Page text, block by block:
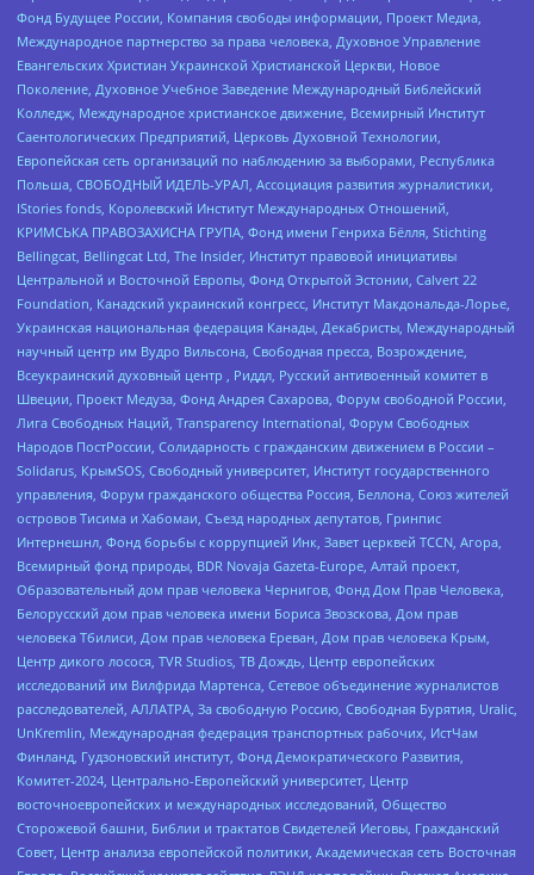
Фонд Будущее России, Компания свободы информации, Проект Медиа,
Международное партнерство за права человека, Духовное Управление
Евангельских Христиан Украинской Христианской Церкви, Новое
Поколение, Духовное Учебное Заведение Международный Библейский
Колледж, Международное христианское движение, Всемирный Институт
Саентологических Предприятий, Церковь Духовной Технологии,
Европейская сеть организаций по наблюдению за выборами, Республика
Польша, СВОБОДНЫЙ ИДЕЛЬ-УРАЛ, Ассоциация развития журналистики,
IStories fonds, Королевский Институт Международных Отношений,
КРИМСЬКА ПРАВОЗАХИСНА ГРУПА, Фонд имени Генриха Бёлля, Stichting
Bellingcat, Bellingcat Ltd, The Insider, Институт правовой инициативы
Центральной и Восточной Европы, Фонд Открытой Эстонии, Calvert 22
Foundation, Канадский украинский конгресс, Институт Макдональда-Лорье,
Украинская национальная федерация Канады, Декабристы, Международный
научный центр им Вудро Вильсона, Свободная пресса, Возрождение,
Всеукраинский духовный центр , Риддл, Русский антивоенный комитет в
Швеции, Проект Медуза, Фонд Андрея Сахарова, Форум свободной России,
Лига Свободных Наций, Transparеncy International, Форум Свободных
Народов ПостРоссии, Солидарность с гражданским движением в России –
Solidarus, КрымSOS, Свободный университет, Институт государственного
управления, Форум гражданского общества Россия, Беллона, Союз жителей
островов Тисима и Хабомаи, Съезд народных депутатов, Гринпис
Интернешнл, Фонд борьбы с коррупцией Инк, Завет церквей TCCN, Агора,
Всемирный фонд природы, BDR Novaja Gazeta-Europe, Алтай проект,
Образовательный дом прав человека Чернигов, Фонд Дом Прав Человека,
Белорусский дом прав человека имени Бориса Звозскова, Дом прав
человека Тбилиси, Дом прав человека Ереван, Дом прав человека Крым,
Центр дикого лосося, TVR Studios, ТВ Дождь, Центр европейских
исследований им Вилфрида Мартенса, Сетевое объединение журналистов
расследователей, АЛЛАТРА, За свободную Россию, Свободная Бурятия, Uralic,
UnKremlin, Международная федерация транспортных рабочих, ИстЧам
Финланд, Гудзоновский институт, Фонд Демократического Развития,
Комитет-2024, Центрально-Европейский университет, Центр
восточноевропейских и международных исследований, Общество
Сторожевой башни, Библии и трактатов Свидетелей Иеговы, Гражданский
Совет, Центр анализа европейской политики, Академическая сеть Восточная